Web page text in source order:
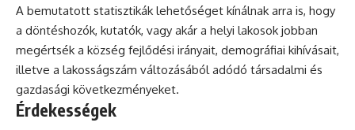
A bemutatott statisztikák lehetőséget kínálnak arra is, hogy
a döntéshozók, kutatók, vagy akár a helyi lakosok jobban
megértsék a község fejlődési irányait, demográfiai kihívásait,
illetve a lakosságszám változásából adódó társadalmi és
gazdasági következményeket.
Érdekességek